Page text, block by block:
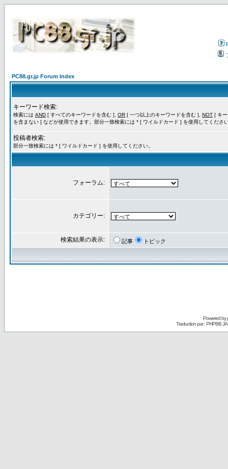
PC88.gr.jp Forum Index
キーワード検索:
検索には AND [ すべてのキーワードを含む ], OR [ 一つ以上のキーワードを含む ], NOT [ キ
を含まない ] などが使用できます。部分一致検索には * [ ワイルドカード ] を使用してくださ
投稿者検索:
部分一致検索には * [ ワイルドカード ] を使用してください。
フォーラム:
カテゴリー:
検索結果の表示: 記事 トピック
Powered by
Traduction par : PHPBB